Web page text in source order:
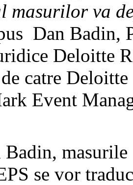
masurilor va
Dan Badin,
Deloitte
catre
Event
masurile
se vor